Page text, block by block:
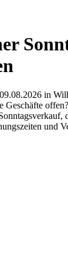
in
Geschäfte
und